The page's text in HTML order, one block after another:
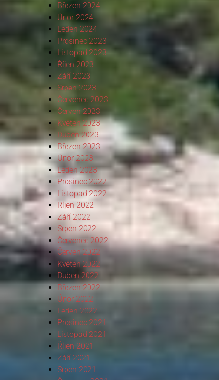
Březen 2024
Únor 2024
Leden 2024
Prosinec 2023
Listopad 2023
Říjen 2023
Září 2023
Srpen 2023
Červenec 2023
Červen 2023
Květen 2023
Duben 2023
Březen 2023
Únor 2023
Leden 2023
Prosinec 2022
Listopad 2022
Říjen 2022
Září 2022
Srpen 2022
Červenec 2022
Červen 2022
Květen 2022
Duben 2022
Březen 2022
Únor 2022
Leden 2022
Prosinec 2021
Listopad 2021
Říjen 2021
Září 2021
Srpen 2021